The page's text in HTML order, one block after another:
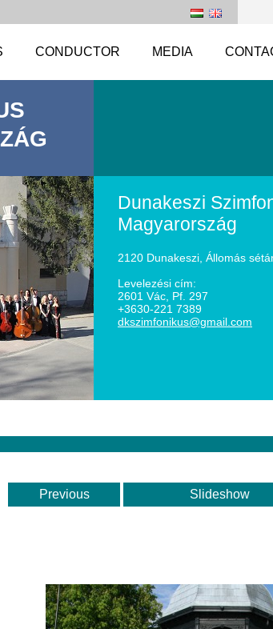
CONDUCTOR MEDIA
Dunakeszi
Magyarország
2120 Dunakeszi, Állomás
Levelezési cím:
2601 Vác, Pf. 297
+3630-221 7389
dkszimfonikus@gmail.com
Previous Slideshow